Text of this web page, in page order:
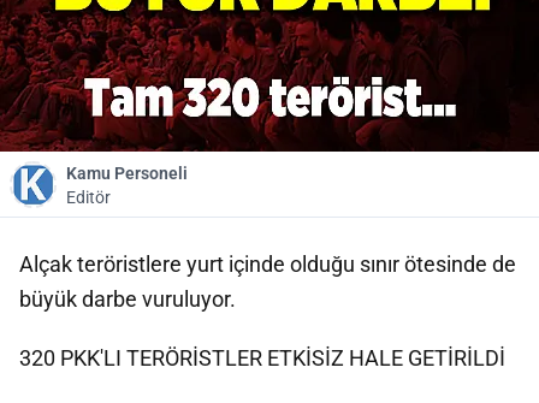
Kamu Personeli
Editör
Alçak teröristlere yurt içinde olduğu sınır ötesinde de
büyük darbe vuruluyor.
320 PKK'LI TERÖRİSTLER ETKİSİZ HALE GETİRİLDİ